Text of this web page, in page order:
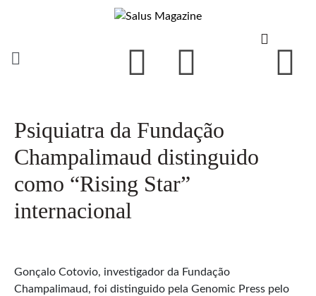
Psiquiatra da Fundação
Champalimaud distinguido
como “Rising Star”
internacional
Gonçalo Cotovio, investigador da Fundação
Champalimaud, foi distinguido pela Genomic Press pelo